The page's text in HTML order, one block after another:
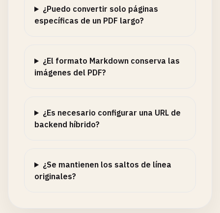
¿Puedo convertir solo páginas
específicas de un PDF largo?
¿El formato Markdown conserva las
imágenes del PDF?
¿Es necesario configurar una URL de
backend híbrido?
¿Se mantienen los saltos de línea
originales?